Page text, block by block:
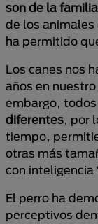
son de la
de los animales
ha permitido
Los canes nos
años en
embargo,
diferentes, por
tiempo,
otras más
con inteligencia
El perro ha
perceptivos